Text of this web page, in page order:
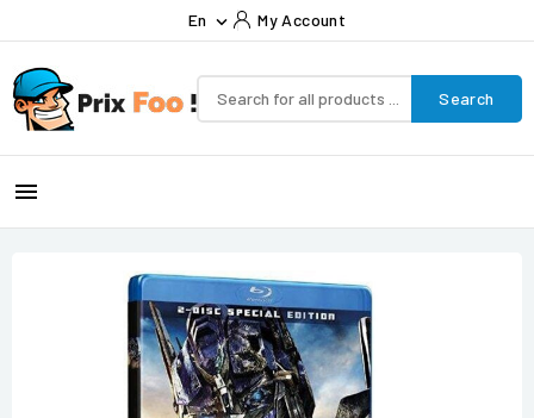
En  My Account
Search
